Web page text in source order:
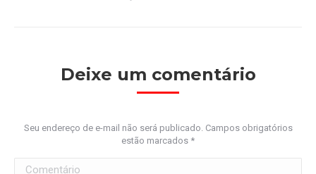
Deixe um comentário
Seu endereço de e-mail não será publicado. Campos obrigatórios
estão marcados *
Comentário